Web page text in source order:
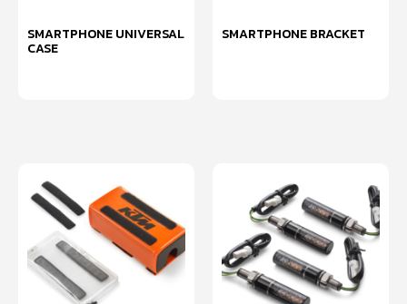
SMARTPHONE UNIVERSAL
CASE
SMARTPHONE BRACKET